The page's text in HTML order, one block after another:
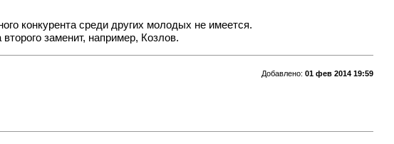
конкурента среди других молодых не имеется.
заменит, например, Козлов.
Добавлено: 01 фев 2014 19:59